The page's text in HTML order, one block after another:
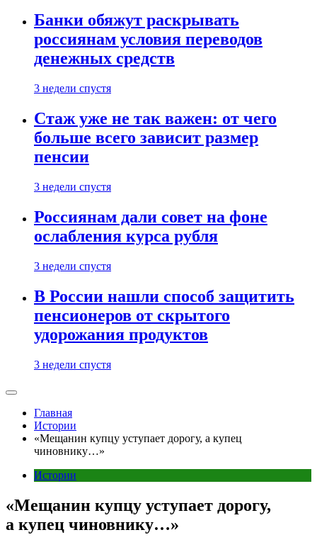
Банки обяжут раскрывать
россиянам условия переводов
денежных средств
3 недели спустя
Стаж уже не так важен: от чего
больше всего зависит размер
пенсии
3 недели спустя
Россиянам дали совет на фоне
ослабления курса рубля
3 недели спустя
В России нашли способ защитить
пенсионеров от скрытого
удорожания продуктов
3 недели спустя
Главная
Истории
«Мещанин купцу уступает дорогу, а купец
чиновнику…»
Истории
«Мещанин купцу уступает дорогу,
а купец чиновнику…»